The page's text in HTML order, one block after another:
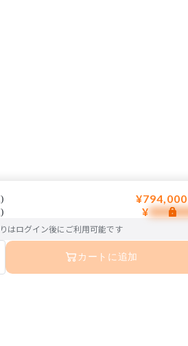
¥
はログイン後にご利用可能です
カートに追加